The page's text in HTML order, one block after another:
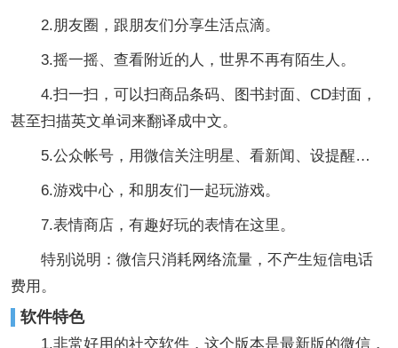
2.朋友圈，跟朋友们分享生活点滴。
3.摇一摇、查看附近的人，世界不再有陌生人。
4.扫一扫，可以扫商品条码、图书封面、CD封面，
甚至扫描英文单词来翻译成中文。
5.公众帐号，用微信关注明星、看新闻、设提醒…
6.游戏中心，和朋友们一起玩游戏。
7.表情商店，有趣好玩的表情在这里。
特别说明：微信只消耗网络流量，不产生短信电话
费用。
软件特色
1.非常好用的社交软件，这个版本是最新版的微信，